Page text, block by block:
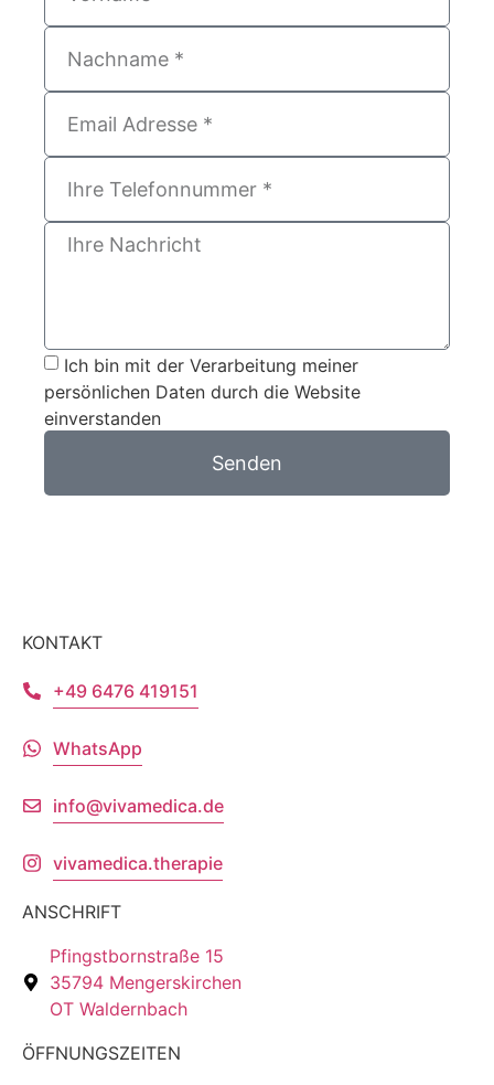
Ich bin mit der Verarbeitung meiner
persönlichen Daten durch die Website
einverstanden
Senden
KONTAKT
+49 6476 419151
WhatsApp
info@vivamedica.de
vivamedica.therapie
ANSCHRIFT
Pfingstbornstraße 15
35794 Mengerskirchen
OT Waldernbach
ÖFFNUNGSZEITEN